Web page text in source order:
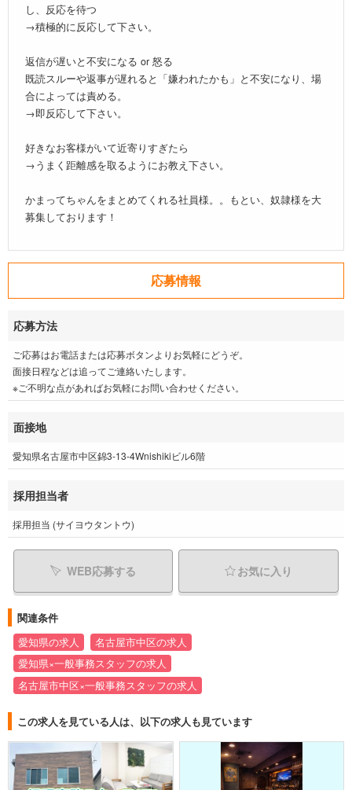
し、反応を待つ
→積極的に反応して下さい。
返信が遅いと不安になる or 怒る
既読スルーや返事が遅れると「嫌われたかも」と不安になり、場
合によっては責める。
→即反応して下さい。
好きなお客様がいて近寄りすぎたら
→うまく距離感を取るようにお教え下さい。
かまってちゃんをまとめてくれる社員様。。もとい、奴隷様を大
募集しております！
応募情報
応募方法
ご応募はお電話または応募ボタンよりお気軽にどうぞ。
面接日程などは追ってご連絡いたします。
※ご不明な点があればお気軽にお問い合わせください。
面接地
愛知県名古屋市中区錦3-13-4Wnishikiビル6階
採用担当者
採用担当 (サイヨウタントウ)
WEB応募する お気に入り
関連条件
愛知県の求人
名古屋市中区の求人
愛知県×一般事務スタッフの求人
名古屋市中区×一般事務スタッフの求人
この求人を見ている人は、以下の求人も見ています